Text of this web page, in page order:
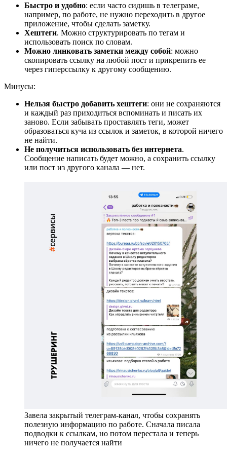
Быстро и удобно: если часто сидишь в телеграме,
например, по работе, не нужно переходить в другое
приложение, чтобы сделать заметку.
Хештеги. Можно структурировать по тегам и
использовать поиск по словам.
Можно линковать заметки между собой: можно
скопировать ссылку на любой пост и прикрепить ее
через гиперссылку к другому сообщению.
Минусы:
Нельзя быстро добавить хештеги: они не сохраняются
и каждый раз приходиться вспоминать и писать их
заново. Если забывать проставлять теги, может
образоваться куча из ссылок и заметок, в которой ничего
не найти.
Не получиться использовать без интернета.
Сообщение написать будет можно, а сохранить ссылку
или пост из другого канала — нет.
Завела закрытый телеграм-канал, чтобы сохранять
полезную информацию по работе. Сначала писала
подводки к ссылкам, но потом перестала и теперь
ничего не получается найти